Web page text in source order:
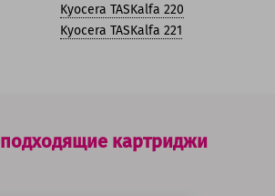
Kyocera TASKalfa 220
Kyocera TASKalfa 221
подходящие картриджи